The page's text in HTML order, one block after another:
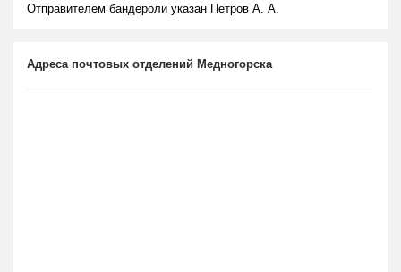
Отправителем бандероли указан Петров А. А.
Адреса почтовых отделений Медногорска